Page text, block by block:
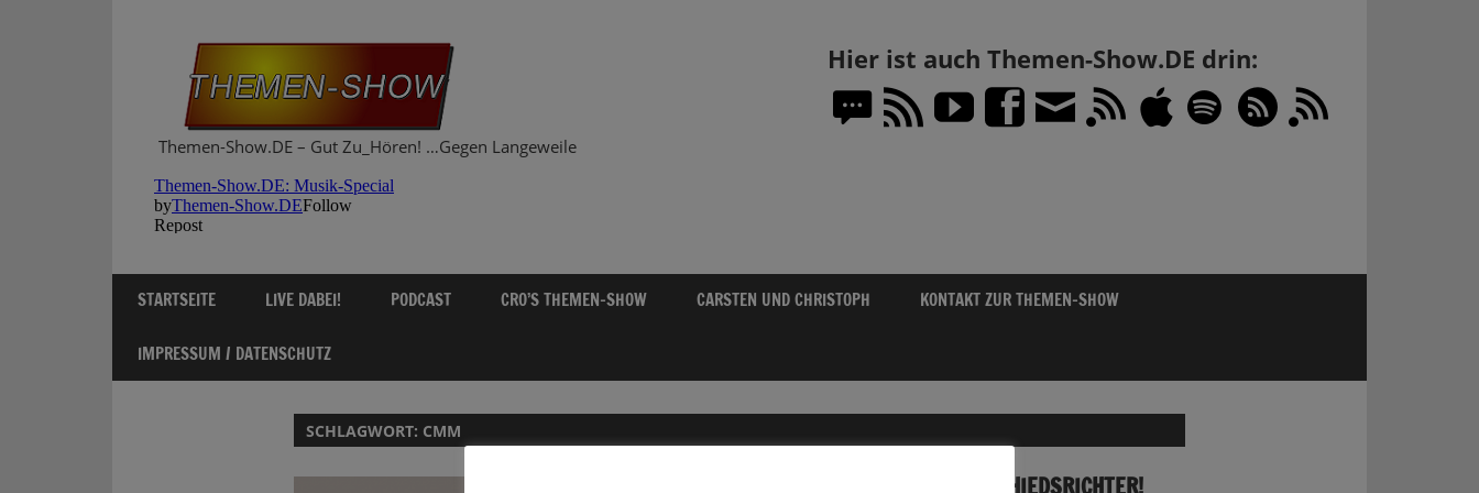
Themen-Show.DE – Gut Zu_Hören! …Gegen Langeweile
Hier ist auch Themen-Show.DE drin:
STARTSEITE LIVE DABEI! PODCAST CRO’S THEMEN-SHOW CARSTEN UND CHRISTOPH KONTAKT ZUR THEMEN-SHOW
IMPRESSUM / DATENSCHUTZ
SCHLAGWORT: CMM
04.11.2019 MUSIK-DUELL! IHR SEID DER SCHIEDSRICHTER!